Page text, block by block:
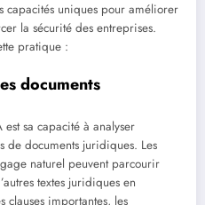
capacités uniques pour améliorer
la sécurité des entreprises.
pratique :
documents
est sa capacité à analyser
de documents juridiques. Les
naturel peuvent parcourir
textes juridiques en
clauses importantes, les